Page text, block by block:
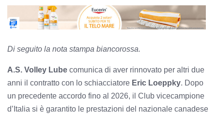
Di seguito la nota stampa biancorossa.
A.S. Volley Lube comunica di aver rinnovato per altri due
anni il contratto con lo schiacciatore Eric Loeppky. Dopo
un precedente accordo fino al 2026, il Club vicecampione
d’Italia si è garantito le prestazioni del nazionale canadese